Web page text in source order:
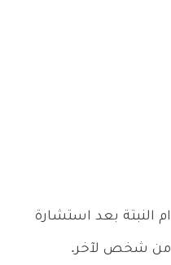
النبتة بعد استشارة
من شخص لآخر.